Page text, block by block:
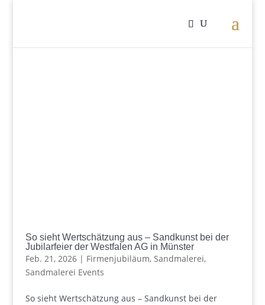
So sieht Wertschätzung aus – Sandkunst bei der
Jubilarfeier der Westfalen AG in Münster
Feb. 21, 2026| Firmenjubiläum, Sandmalerei,
Sandmalerei Events
So sieht Wertschätzung aus – Sandkunst bei der